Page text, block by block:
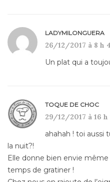
LADYMILONGUERA
26/12/2017 à 8 h
Un plat qui a
TOQUE DE CHOC
29/12/2017 à 16 h
ahahah ! toi aussi
la nuit?!
Elle donne bien envie même
temps de gratiner !